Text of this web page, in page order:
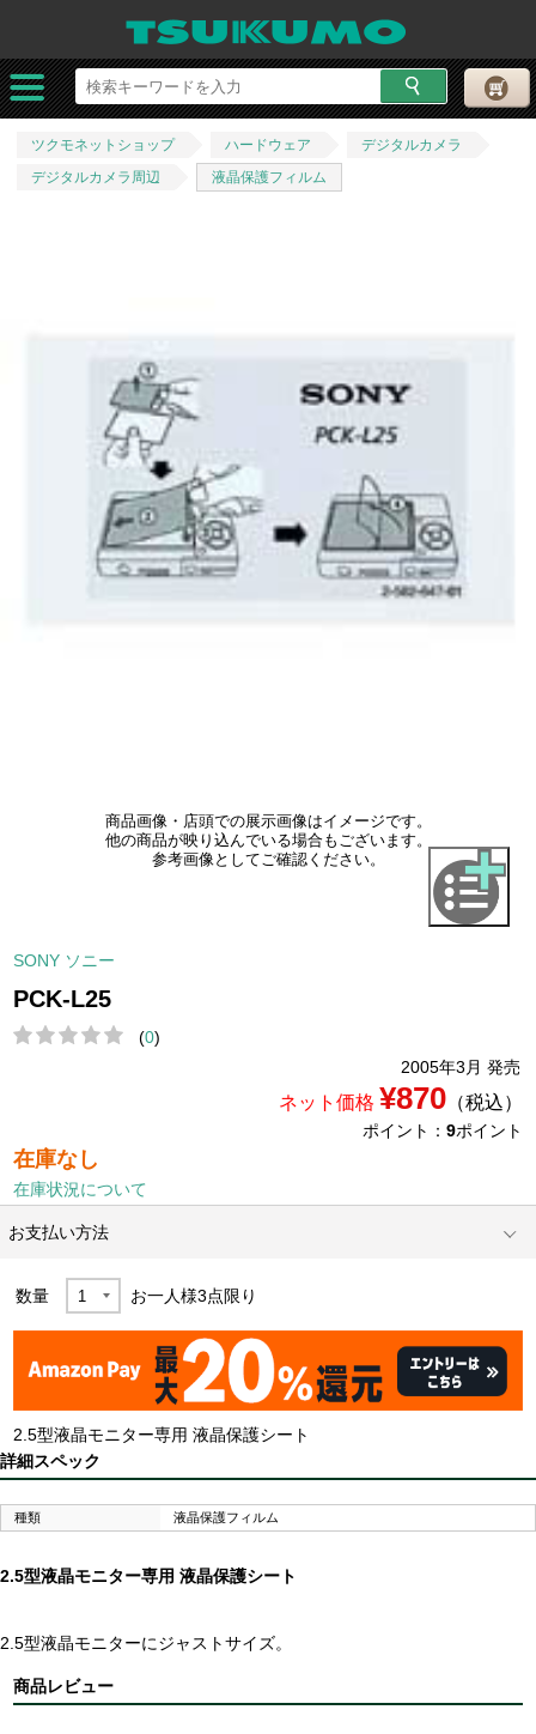
ツクモネットショップ ハードウェア
デジタルカメラ
デジタルカメラ周辺
液晶保護フィルム
商品画像・店頭での展示画像はイメージです。
他の商品が映り込んでいる場合もございます。
参考画像としてご確認ください。
SONY ソニー
PCK-L25
(0)
2005年3月 発売
ネット価格 ¥870（税込）
ポイント： 9ポイント
在庫なし
在庫状況について
お支払い方法
数量 お一人様3点限り
2.5型液晶モニター専用 液晶保護シート
詳細スペック
種類 液晶保護フィルム
2.5型液晶モニター専用 液晶保護シート
2.5型液晶モニターにジャストサイズ。
商品レビュー